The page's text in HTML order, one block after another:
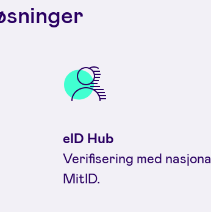
eID Hub
Verifisering med
MitID.